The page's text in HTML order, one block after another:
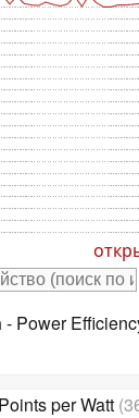
- Power
per Watt